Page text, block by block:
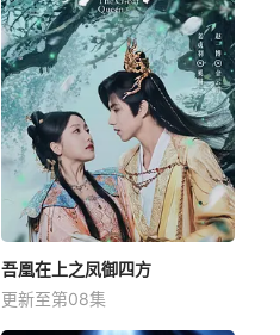
吾凰在上之凤御四方
更新至第08集